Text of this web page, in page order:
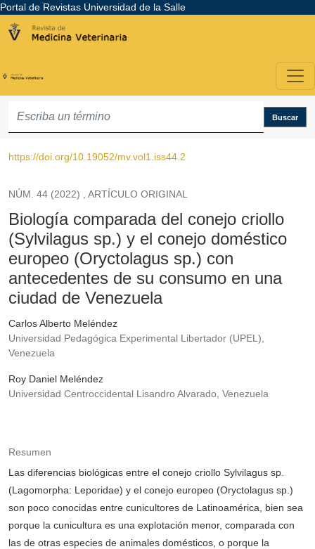
Portal de Revistas Universidad de la Salle
Biología comparada del conejo criollo (Sylvilagus sp.) y el conejo
Buscar
NÚM. 44 (2022) ARTÍCULO ORIGINAL
Biología comparada del conejo criollo
(Sylvilagus sp.) y el conejo doméstico
europeo (Oryctolagus sp.) con
antecedentes de su consumo en una
ciudad de Venezuela
https://doi.org/10.19052/mv.vol1.iss44.2
Carlos Alberto Meléndez
Universidad Pedagógica Experimental Libertador (UPEL),
Venezuela
Roy Daniel Meléndez
Universidad Centroccidental Lisandro Alvarado, Venezuela
Resumen
Las diferencias biológicas entre el conejo criollo Sylvilagus sp.
(Lagomorpha: Leporidae) y el conejo europeo (Oryctolagus sp.)
son poco conocidas entre cunicultores de Latinoamérica, bien sea
porque la cunicultura es una explotación menor, comparada con
las de otras especies de animales domésticos, o porque la